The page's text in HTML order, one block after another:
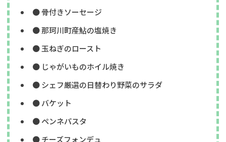
● 骨付きソーセージ
● 那珂川町産鮎の塩焼き
● 玉ねぎのロースト
● じゃがいものホイル焼き
● シェフ厳選の日替わり野菜のサラダ
● バケット
● ペンネパスタ
● チーズフォンデュ